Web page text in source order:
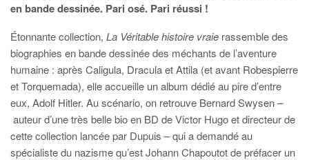
en bande dessinée. Pari osé. Pari réussi !
Étonnante collection, La Véritable histoire vraie rassemble des
biographies en bande dessinée des méchants de l’aventure
humaine : après Caligula, Dracula et Attila (et avant Robespierre
et Torquemada), elle accueille un album dédié au pire d’entre
eux, Adolf Hitler. Au scénario, on retrouve Bernard Swysen –
auteur d’une très belle bio en BD de Victor Hugo et directeur de
cette collection lancée par Dupuis – qui a demandé au
spécialiste du nazisme qu’est Johann Chapoutot de préfacer un